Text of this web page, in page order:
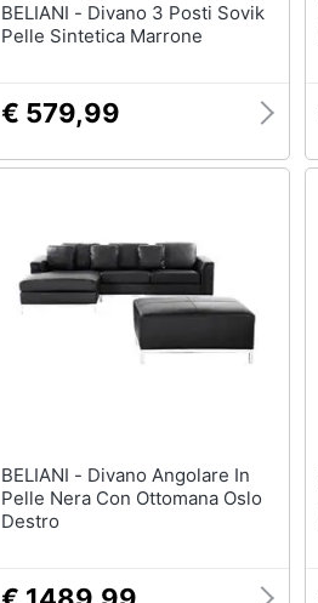
BELIANI - Divano 3 Posti Sovik
Pelle Sintetica Marrone
€ 579,99
BELIANI - Divano Angolare In
Pelle Nera Con Ottomana Oslo
Destro